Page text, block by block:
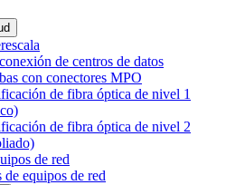
de centros de datos
con conectores MPO
de fibra óptica de nivel 1
de fibra óptica de nivel 2
de red
de equipos de red